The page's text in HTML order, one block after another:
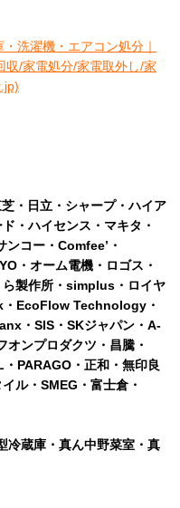
洗濯機・エアコン処分｜
収/家電処分/家電取外し/家
・日立・シャープ・ハイア
・ハイセンス・マキタ・
コー・Comfee’・
・オーム電機・ロゴス・
ら製作所・simplus・ロイヤ
・EcoFlow Technology・
・SIS・SKジャパン・A-
ンプロダクツ・昌騰・
PARAGO・正和・無印良
ル・SMEG・富士倉・
冷蔵庫・真ん中野菜室・真